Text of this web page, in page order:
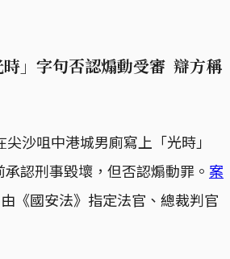
」字句否認煽動受審 辯方稱
沙咀中港城男廁寫上「光時」
認刑事毀壞，但否認煽動罪。 案
《國安法》指定法官、總裁判官